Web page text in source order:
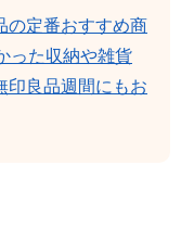
の定番おすすめ商
った収納や雑貨
印良品週間にもお